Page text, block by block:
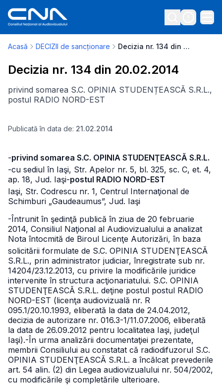
Acasă DECIZII de sancționare Decizia nr. 134 din 20.02.2014
Decizia nr. 134 din 20.02.2014
privind somarea S.C. OPINIA STUDENȚEASCĂ S.R.L.,
postul RADIO NORD-EST
Publicată în data de: 21.02.2014
-privind somarea S.C. OPINIA STUDENŢEASCĂ S.R.L.
-cu sediul în Iaşi, Str. Apelor nr. 5, bl. 325, sc. C, et. 4,
ap. 18, Jud. Iaşi-postul RADIO NORD-EST
Iaşi, Str. Codrescu nr. 1, Centrul Internaţional de
Schimburi „Gaudeaumus”, Jud. Iaşi
-Întrunit în şedinţă publică în ziua de 20 februarie
2014, Consiliul Naţional al Audiovizualului a analizat
Nota întocmită de Biroul Licenţe Autorizări, în baza
solicitării formulate de S.C. OPINIA STUDENŢEASCĂ
S.R.L., prin administrator judiciar, înregistrate sub nr.
14204/23.12.2013, cu privire la modificările juridice
intervenite în structura acţionariatului. S.C. OPINIA
STUDENŢEASCĂ S.R.L. deţine postul postul RADIO
NORD-EST (licenţa audiovizuală nr. R
095.1/20.10.1993, eliberată la data de 24.04.2012,
decizia de autorizare nr. 016.3-1/11.07.2006, eliberată
la data de 26.09.2012 pentru localitatea Iaşi, judeţul
Iaşi).-În urma analizării documentaţiei prezentate,
membrii Consiliului au constatat că radiodifuzorul S.C.
OPINIA STUDENŢEASCĂ S.R.L. a încălcat prevederile
art. 54 alin. (2) din Legea audiovizualului nr. 504/2002,
cu modificările şi completările ulterioare.